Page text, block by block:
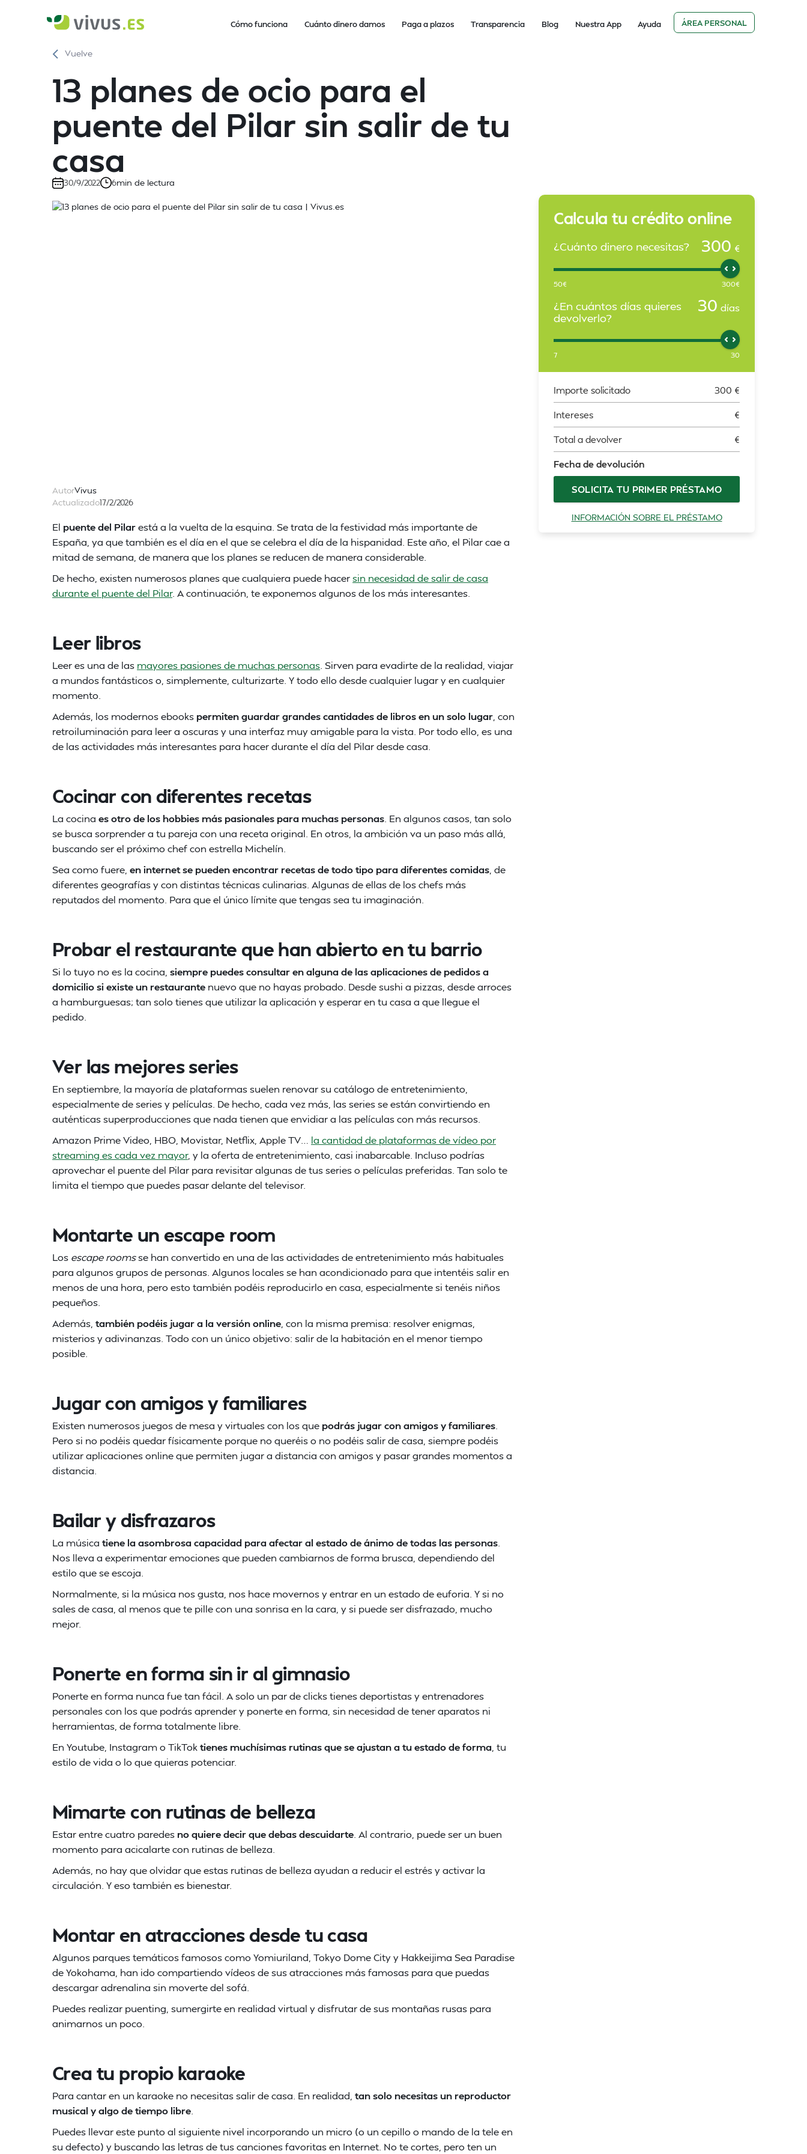
Cómo funciona Cuánto dinero damos Paga a plazos Transparencia Blog Nuestra App Ayuda ÁREA PERSONAL
Vuelve
13 planes de ocio para el
puente del Pilar sin salir de tu
casa
30/9/2022 6min de lectura
AutorVivus
Actualizado17/2/2026
El puente del Pilarestá a la vuelta de la esquina. Se trata de la festividad más importante de
España, ya que también es el día en el que se celebra el día de la hispanidad. Este año, el Pilar cae a
mitad de semana, de manera que los planes se reducen de manera considerable.
De hecho, existen numerosos planes que cualquiera puede hacersin necesidad de salir de casa
durante el puente del Pilar. A continuación, te exponemos algunos de los más interesantes.
Leer libros
Leer es una de las mayores pasiones de muchas personas . Sirven para evadirte de la realidad, viajar
a mundos fantásticos o, simplemente, culturizarte. Y todo ello desde cualquier lugar y en cualquier
momento.
Además, los modernos ebooks permiten guardar grandes cantidades de libros en un solo lugar , con
retroiluminación para leer a oscuras y una interfaz muy amigable para la vista. Por todo ello, es una
de las actividades más interesantes para hacer durante el día del Pilar desde casa.
Cocinar con diferentes recetas
La cocina es otro de los hobbies más pasionales para muchas personas . En algunos casos, tan solo
se busca sorprender a tu pareja con una receta original. En otros, la ambición va un paso más allá,
buscando ser el próximo chef con estrella Michelín.
Sea como fuere, en internet se pueden encontrar recetas de todo tipo para diferentes comidas , de
diferentes geografías y con distintas técnicas culinarias. Algunas de ellas de los chefs más
reputados del momento. Para que el único límite que tengas sea tu imaginación.
Probar el restaurante que han abierto en tu barrio
Si lo tuyo no es la cocina, siempre puedes consultar en alguna de las aplicaciones de pedidos a
domicilio si existe un restaurante nuevo que no hayas probado. Desde sushi a pizzas, desde arroces
a hamburguesas; tan solo tienes que utilizar la aplicación y esperar en tu casa a que llegue el
pedido.
Ver las mejores series
En septiembre, la mayoría de plataformas suelen renovar su catálogo de entretenimiento,
especialmente de series y películas. De hecho, cada vez más, las series se están convirtiendo en
auténticas superproducciones que nada tienen que envidiar a las películas con más recursos.
Amazon Prime Video, HBO, Movistar, Netflix, Apple TV… la cantidad de plataformas de vídeo por
streaming es cada vez mayor, y la oferta de entretenimiento, casi inabarcable. Incluso podrías
aprovechar el puente del Pilar para revisitar algunas de tus series o películas preferidas. Tan solo te
limita el tiempo que puedes pasar delante del televisor.
Montarte un escape room
Los escape roomsse han convertido en una de las actividades de entretenimiento más habituales
para algunos grupos de personas. Algunos locales se han acondicionado para que intentéis salir en
menos de una hora, pero esto también podéis reproducirlo en casa, especialmente si tenéis niños
pequeños.
Además, también podéis jugar a la versión online , con la misma premisa: resolver enigmas,
misterios y adivinanzas. Todo con un único objetivo: salir de la habitación en el menor tiempo
posible.
Jugar con amigos y familiares
Existen numerosos juegos de mesa y virtuales con los que podrás jugar con amigos y familiares
Pero si no podéis quedar físicamente porque no queréis o no podéis salir de casa, siempre podéis
utilizar aplicaciones online que permiten jugar a distancia con amigos y pasar grandes momentos a
distancia.
Bailar y disfrazaros
La música tiene la asombrosa capacidad para afectar al estado de ánimo de todas las personas
Nos lleva a experimentar emociones que pueden cambiarnos de forma brusca, dependiendo del
estilo que se escoja.
Normalmente, si la música nos gusta, nos hace movernos y entrar en un estado de euforia. Y si no
sales de casa, al menos que te pille con una sonrisa en la cara, y si puede ser disfrazado, mucho
mejor.
Ponerte en forma sin ir al gimnasio
Ponerte en forma nunca fue tan fácil. A solo un par de clicks tienes deportistas y entrenadores
personales con los que podrás aprender y ponerte en forma, sin necesidad de tener aparatos ni
herramientas, de forma totalmente libre.
En Youtube, Instagram o TikToktienes muchísimas rutinas que se ajustan a tu estado de forma , tu
estilo de vida o lo que quieras potenciar.
Mimarte con rutinas de belleza
Estar entre cuatro paredes no quiere decir que debas descuidarte . Al contrario, puede ser un buen
momento para acicalarte con rutinas de belleza.
Además, no hay que olvidar que estas rutinas de belleza ayudan a reducir el estrés y activar la
circulación. Y eso también es bienestar.
Montar en atracciones desde tu casa
Algunos parques temáticos famosos como Yomiuriland, Tokyo Dome City y Hakkeijima Sea Paradise
de Yokohama, han ido compartiendo vídeos de sus atracciones más famosas para que puedas
descargar adrenalina sin moverte del sofá.
Puedes realizar puenting, sumergirte en realidad virtual y disfrutar de sus montañas rusas para
animarnos un poco.
Crea tu propio karaoke
Para cantar en un karaoke no necesitas salir de casa. En realidad, tan solo necesitas un reproductor
musical y algo de tiempo libre
Puedes llevar este punto al siguiente nivel incorporando un micro (o un cepillo o mando de la tele en
su defecto) y buscando las letras de tus canciones favoritas en Internet. No te cortes, pero ten un
Calcula tu crédito online
¿Cuánto dinero necesitas? 300 €
50€ 300€
¿En cuántos días quieres
devolverlo?
30 días
7 30
Importe solicitado 300 €
Intereses €
Total a devolver €
Fecha de devolución
SOLICITA TU PRIMER PRÉSTAMO
INFORMACIÓN SOBRE EL PRÉSTAMO